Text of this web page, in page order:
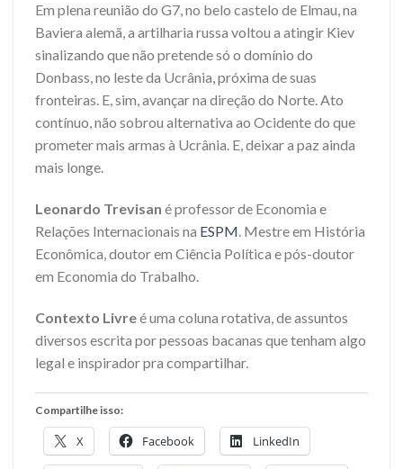
Em plena reunião do G7, no belo castelo de Elmau, na
Baviera alemã, a artilharia russa voltou a atingir Kiev
sinalizando que não pretende só o domínio do
Donbass, no leste da Ucrânia, próxima de suas
fronteiras. E, sim, avançar na direção do Norte. Ato
contínuo, não sobrou alternativa ao Ocidente do que
prometer mais armas à Ucrânia. E, deixar a paz ainda
mais longe.
Leonardo Trevisan é professor de Economia e
Relações Internacionais na ESPM. Mestre em História
Econômica, doutor em Ciência Política e pós-doutor
em Economia do Trabalho.
Contexto Livreé uma coluna rotativa, de assuntos
diversos escrita por pessoas bacanas que tenham algo
legal e inspirador pra compartilhar.
Compartilhe isso:
X Facebook LinkedIn